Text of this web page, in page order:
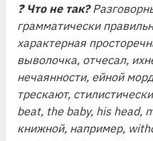
❓ Что не так?
грамматически
характерная
выволочка, отчесал,
нечаянности, ейной
трескают,
beat, the baby, his head,
книжной, например,